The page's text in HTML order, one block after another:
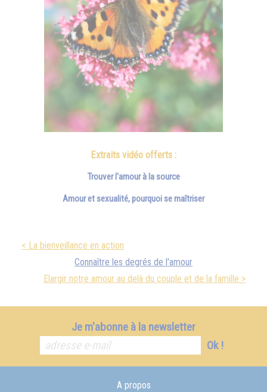
Extraits vidéo offerts :
Trouver l'amour à la source
Amour et sexualité, pourquoi se maîtriser
< La bienveillance en action
Connaître les degrés de l'amour
Elargir notre amour au delà du couple et de la famille >
Je m'abonne à la newsletter
Ok !
A propos